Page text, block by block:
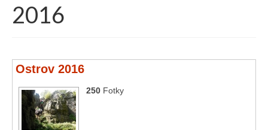
O nás
Napište nám
Akce
Galerie
2016
Ostrov 2016
250 Fotky